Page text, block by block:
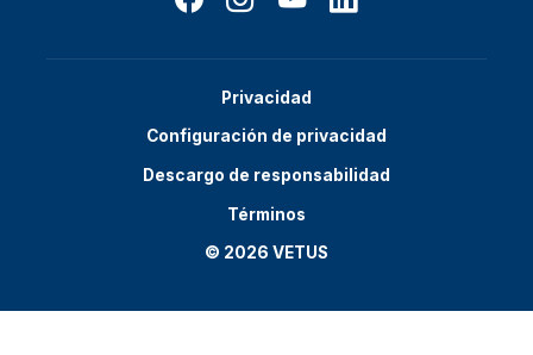
Privacidad
Configuración de privacidad
Descargo de responsabilidad
Términos
© 2026 VETUS